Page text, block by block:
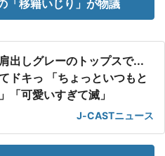
移籍いじり」が物議
出しグレーのトップスで...
ドキっ 「ちょっといつもと
「可愛いすぎて滅」
J-CASTニュース